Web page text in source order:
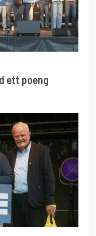
ett poeng